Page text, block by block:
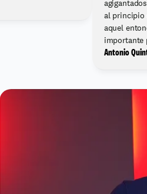
al principio
aquel
importante
Antonio